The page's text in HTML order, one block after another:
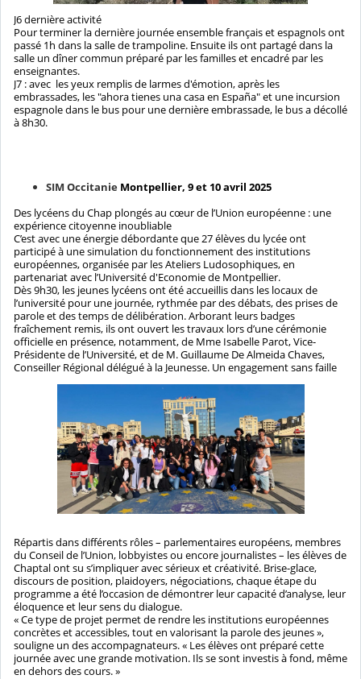
J6 dernière activité
Pour terminer la dernière journée ensemble français et espagnols ont
passé 1h dans la salle de trampoline. Ensuite ils ont partagé dans la
salle un dîner commun préparé par les familles et encadré par les
enseignantes.
J7 : avec les yeux remplis de larmes d'émotion, après les
embrassades, les "ahora tienes una casa en España" et une incursion
espagnole dans le bus pour une dernière embrassade, le bus a décollé
à 8h30.
SIM Occitanie Montpellier, 9 et 10 avril 2025
Des lycéens du Chap plongés au cœur de l’Union européenne : une
expérience citoyenne inoubliable
C’est avec une énergie débordante que 27 élèves du lycée ont
participé à une simulation du fonctionnement des institutions
européennes, organisée par les Ateliers Ludosophiques, en
partenariat avec l’Université d'Economie de Montpellier.
Dès 9h30, les jeunes lycéens ont été accueillis dans les locaux de
l’université pour une journée, rythmée par des débats, des prises de
parole et des temps de délibération. Arborant leurs badges
fraîchement remis, ils ont ouvert les travaux lors d’une cérémonie
officielle en présence, notamment, de Mme Isabelle Parot, Vice-
Présidente de l’Université, et de M. Guillaume De Almeida Chaves,
Conseiller Régional délégué à la Jeunesse. Un engagement sans faille
Répartis dans différents rôles – parlementaires européens, membres
du Conseil de l’Union, lobbyistes ou encore journalistes – les élèves de
Chaptal ont su s’impliquer avec sérieux et créativité. Brise-glace,
discours de position, plaidoyers, négociations, chaque étape du
programme a été l’occasion de démontrer leur capacité d’analyse, leur
éloquence et leur sens du dialogue.
« Ce type de projet permet de rendre les institutions européennes
concrètes et accessibles, tout en valorisant la parole des jeunes »,
souligne un des accompagnateurs. « Les élèves ont préparé cette
journée avec une grande motivation. Ils se sont investis à fond, même
en dehors des cours. »